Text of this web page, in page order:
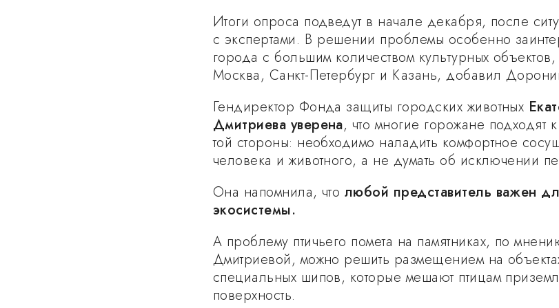
Итоги опроса подведут в начале декабря, после
с экспертами. В решении проблемы особенно
города с большим количеством культурных
Москва, Санкт-Петербург и Казань, добавил
Гендиректор Фонда защиты городских животных
Дмитриева уверена, что многие горожане подходят
той стороны: необходимо наладить комфортное
человека и животного, а не думать об исключении
Она напомнила, что любой представитель важен
экосистемы.
А проблему птичьего помета на памятниках, по
Дмитриевой, можно решить размещением на
специальных шипов, которые мешают птицам
поверхность.